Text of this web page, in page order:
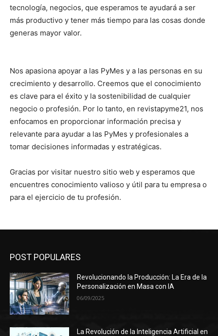
tecnología, negocios, que esperamos te ayudará a ser
más productivo y tener más tiempo para las cosas donde
generas mayor valor.
Nos apasiona apoyar a las PyMes y a las personas en su
crecimiento y desarrollo. Creemos que el conocimiento
es clave para el éxito y la sostenibilidad de cualquier
negocio o profesión. Por lo tanto, en revistapyme21, nos
enfocamos en proporcionar información precisa y
relevante para ayudar a las PyMes y profesionales a
tomar decisiones informadas y estratégicas.
Gracias por visitar nuestro sitio web y esperamos que
encuentres conocimiento valioso y útil para tu empresa o
para el ejercicio de tu profesión.
POST POPULARES
Revolucionando la Producción: La Era de la
Personalización en Masa con IA
06/09/2025
La Revolución de la Inteligencia Artificial en